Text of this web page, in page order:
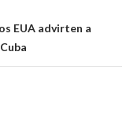
EUA advirten a